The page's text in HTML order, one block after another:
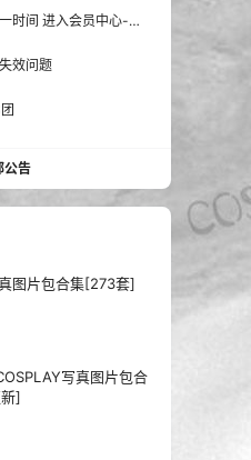
员中心-我的设置中为您的账号绑定邮箱!
效问题
公告
图片包合集[273套]
写真图片包合
]